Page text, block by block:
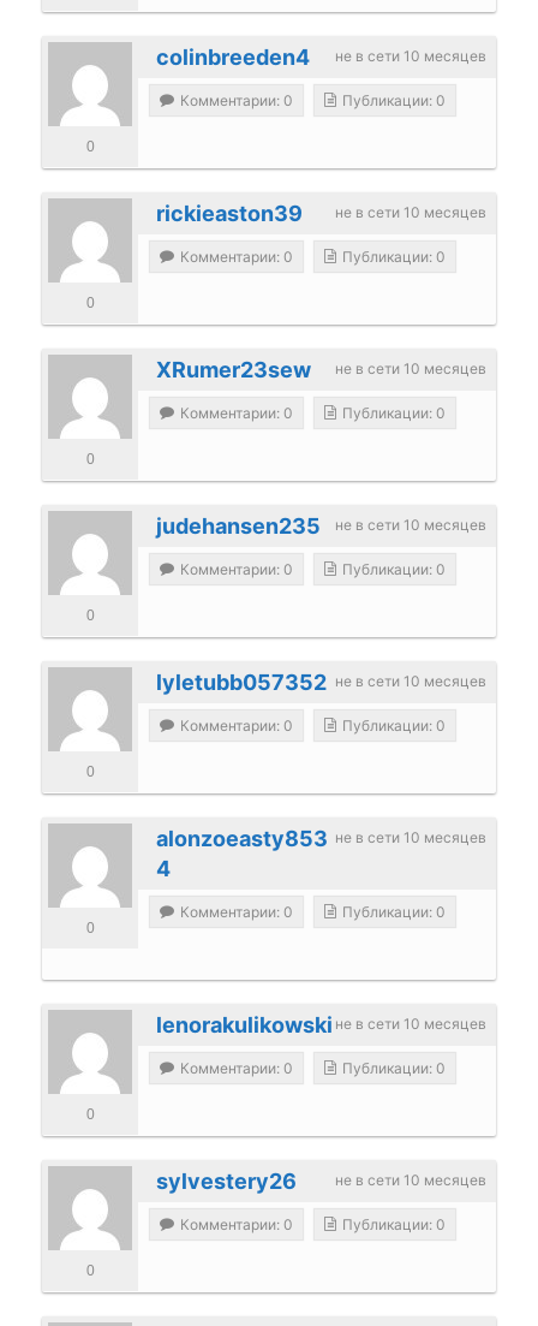
не в сети 10 месяцев
colinbreeden4
0
Комментарии: 0 Публикации: 0
не в сети 10 месяцев
rickieaston39
0
Комментарии: 0 Публикации: 0
не в сети 10 месяцев
XRumer23sew
0
Комментарии: 0 Публикации: 0
не в сети 10 месяцев
judehansen235
0
Комментарии: 0 Публикации: 0
не в сети 10 месяцев
lyletubb057352
0
Комментарии: 0 Публикации: 0
не в сети 10 месяцев
alonzoeasty853
4
0
Комментарии: 0 Публикации: 0
не в сети 10 месяцев
lenorakulikowski
0
Комментарии: 0 Публикации: 0
не в сети 10 месяцев
sylvestery26
0
Комментарии: 0 Публикации: 0